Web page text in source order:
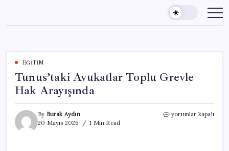
content
EĞITIM
Tunus’taki Avukatlar Toplu Grevle
Hak Arayışında
By Burak Aydın
20 Mayıs 2026
1 Min Read
Tunus’taki
yorumlar kapalı